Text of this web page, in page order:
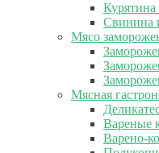
Свинина
Мясо
Мясная
Вареные
Варено-